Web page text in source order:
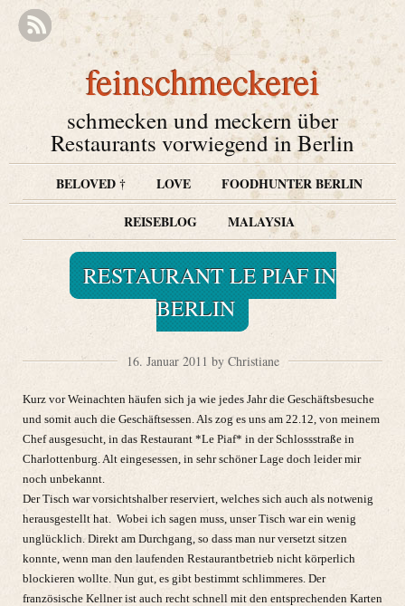
feinschmeckerei
schmecken und meckern über
Restaurants vorwiegend in Berlin
BELOVED † LOVE
FOODHUNTER BERLIN
REISEBLOG
MALAYSIA
RESTAURANT LE PIAF IN
BERLIN
16. Januar 2011 by Christiane
Kurz vor Weinachten häufen sich ja wie jedes Jahr die Geschäftsbesuche
und somit auch die Geschäftsessen. Als zog es uns am 22.12, von meinem
Chef ausgesucht, in das Restaurant *Le Piaf* in der Schlossstraße in
Charlottenburg. Alt eingesessen, in sehr schöner Lage doch leider mir
noch unbekannt.
Der Tisch war vorsichtshalber reserviert, welches sich auch als notwenig
herausgestellt hat. Wobei ich sagen muss, unser Tisch war ein wenig
unglücklich. Direkt am Durchgang, so dass man nur versetzt sitzen
konnte, wenn man den laufenden Restaurantbetrieb nicht körperlich
blockieren wollte. Nun gut, es gibt bestimmt schlimmeres. Der
französische Kellner ist auch recht schnell mit den entsprechenden Karten